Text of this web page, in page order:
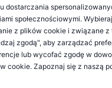
dostarczania
społecznościowymi.
z plików cookie i związane
zgodą", aby zarządzać
lub wycofać zgodę w
cookie. Zapoznaj się z naszą